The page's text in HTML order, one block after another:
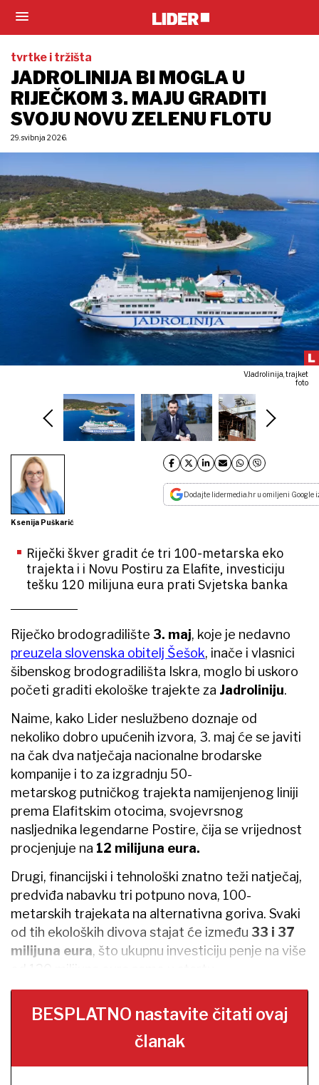
tvrtke i tržišta
JADROLINIJA BI MOGLA U
RIJEČKOM 3. MAJU GRADITI
SVOJU NOVU ZELENU FLOTU
29. svibnja 2026.
VJadrolinija, trajket
foto
Ksenija Puškarić
Dodajte lidermedia.hr u omiljeni Google
Riječki škver gradit će tri 100-metarska eko
trajekta i i Novu Postiru za Elafite, investiciju
tešku 120 milijuna eura prati Svjetska banka
Riječko brodogradilište 3. maj, koje je nedavno
preuzela slovenska obitelj Šešok, inače i vlasnici
šibenskog brodogradilišta Iskra, moglo bi uskoro
početi graditi ekološke trajekte za Jadroliniju.
Naime, kako Lider neslužbeno doznaje od
nekoliko dobro upućenih izvora, 3. maj će se javiti
na čak dva natječaja nacionalne brodarske
kompanije i to za izgradnju 50-
metarskog putničkog trajekta namijenjenog liniji
prema Elafitskim otocima, svojevrsnog
nasljednika legendarne Postire, čija se vrijednost
procjenjuje na 12 milijuna eura.
Drugi, financijski i tehnološki znatno teži natječaj,
predviđa nabavku tri potpuno nova, 100-
metarskih trajekata na alternativna goriva. Svaki
od tih ekoloških divova stajat će između 33 i 37
milijuna eura, što ukupnu investiciju penje na više
BESPLATNO nastavite čitati ovaj
članak